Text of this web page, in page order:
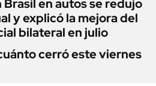
en autos se redujo
y explicó la mejora del
bilateral en julio
cerró este viernes